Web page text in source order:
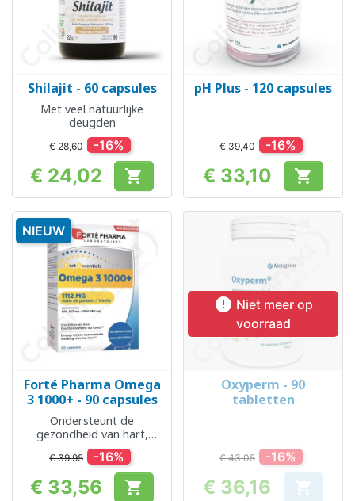
Shilajit - 60 capsules
Met veel natuurlijke
deugden
€ 28,60 -16%
Prijs
€ 24,02 
pH Plus - 120 capsules
€ 39,40 -16%
Prijs
€ 33,10 
Forté Pharma Omega
3 1000+ - 90 capsules
Ondersteunt de
gezondheid van hart,
bloedvaten en hersenen
€ 39,95 -16%
Prijs
€ 33,56 
NIEUW
 Niet meer op
voorraad
Oxyperm - 90
tabletten
€ 43,05 -16%
Prijs
€ 36,16 